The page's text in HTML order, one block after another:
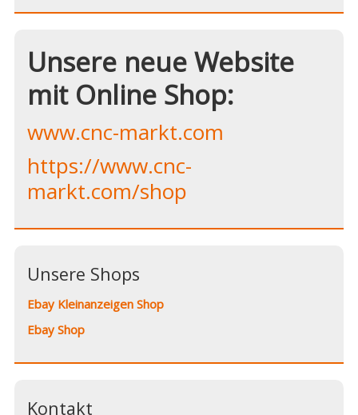
Unsere neue Website
mit Online Shop:
www.cnc-markt.com
https://www.cnc-
markt.com/shop
Unsere Shops
Ebay Kleinanzeigen Shop
Ebay Shop
Kontakt